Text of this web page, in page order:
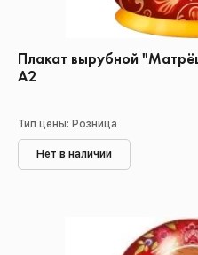
Плакат вырубной
А2
Тип цены: Розница
Нет в наличии